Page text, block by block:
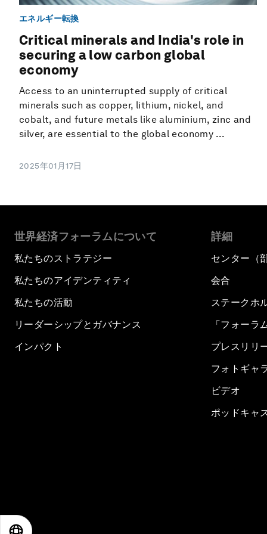
エネルギー転換
Critical minerals and India's role in
securing a low carbon global
economy
Access to an uninterrupted supply of critical
minerals such as copper, lithium, nickel, and
cobalt, and future metals like aluminium, zinc and
silver, are essential to the global economy ...
2025年01月17日
世界経済フォーラムについて
私たちのストラテジー
私たちのアイデンティティ
私たちの活動
リーダーシップとガバナンス
インパクト
詳細
センター（
会合
ステークホ
「フォーラ
プレスリリ
フォトギャ
ビデオ
ポッドキャ